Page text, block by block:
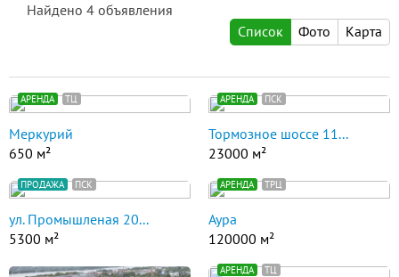
Найдено 4 объявления
Список
Фото Карта
АРЕНДА ТЦ
Меркурий
650 м²
АРЕНДА ПСК
Тормозное шоссе 11...
23000 м²
ПРОДАЖА ПСК
ул. Промышленая 20...
5300 м²
АРЕНДА ТРЦ
Аура
120000 м²
АРЕНДА ТЦ